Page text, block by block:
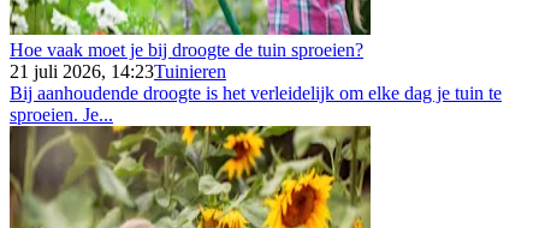
Hoe vaak moet je bij droogte de tuin sproeien?
21 juli 2026, 14:23Tuinieren
Bij aanhoudende droogte is het verleidelijk om elke dag je tuin te
sproeien. Je...